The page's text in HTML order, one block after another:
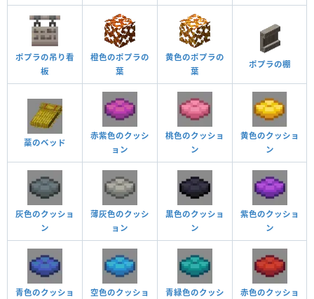
ポプラの吊り看
板
橙色のポプラの
葉
黄色のポプラの
葉
ポプラの棚
藁のベッド
赤紫色のクッシ
ョン
桃色のクッショ
ン
黄色のクッショ
ン
灰色のクッショ
ン
薄灰色のクッシ
ョン
黒色のクッショ
ン
紫色のクッショ
ン
青色のクッショ
空色のクッショ
青緑色のクッシ
赤色のクッショ